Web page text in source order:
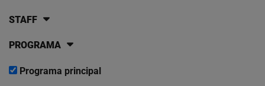
STAFF
PROGRAMA
Programa principal